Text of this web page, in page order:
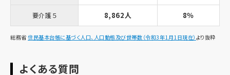
要介護５ 8,862人 8％
総務省住民基本台帳に基づく人口、人口動態及び世帯数（令和3年1月1日現在） より抜粋
よくある質問